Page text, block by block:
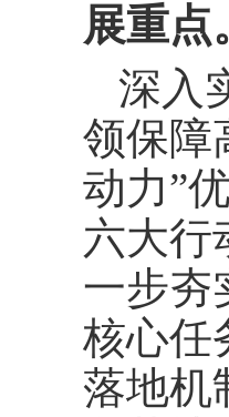
展重点
深入
领保障
动力”
六大行
一步夯
核心任
落地机